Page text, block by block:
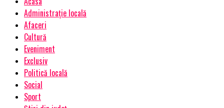
Administrație locală
Afaceri
Cultură
Eveniment
Exclusiv
Politică locală
Social
Sport